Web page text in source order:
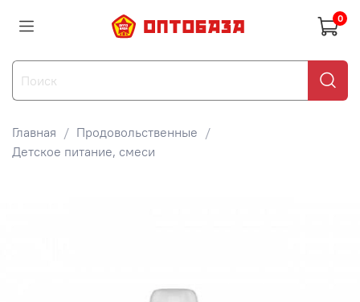
0
Главная
Продовольственные
Детское питание, смеси